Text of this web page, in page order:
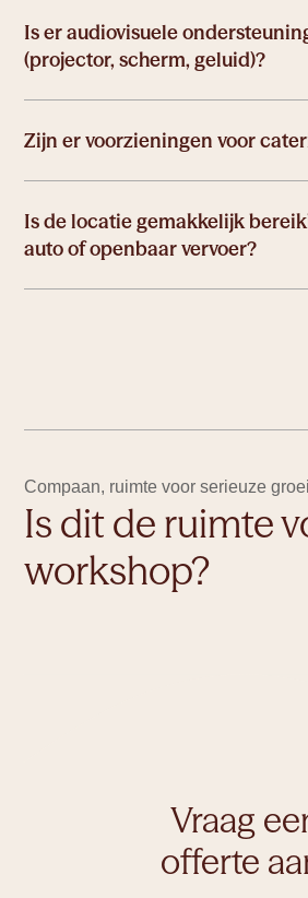
Is er audiovisuele
(projector, scherm, geluid)?
Zijn er voorzieningen voor
Is de locatie gemakkelijk
auto of openbaar vervoer?
Compaan, ruimte voor serieuze groei
Is dit de ruimte
workshop?
Vraag
offerte